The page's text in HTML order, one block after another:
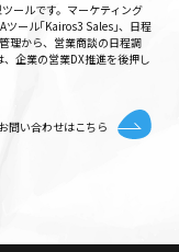
ールです。マーケティング
ツール｢Kairos3 Sales｣、日程
理から、営業商談の日程調
企業の営業DX推進を後押し
問い合わせはこちら